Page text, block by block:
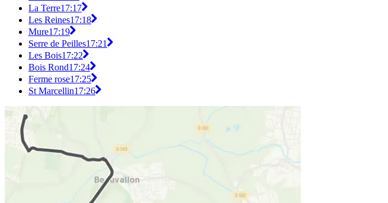
La Terre17:17
Les Reines17:18
Mure17:19
Serre de Peilles17:21
Les Bois17:22
Bois Rond17:24
Ferme rose17:25
St Marcellin17:26